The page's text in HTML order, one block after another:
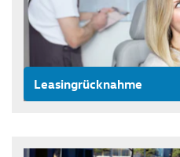
Leasingrücknahme